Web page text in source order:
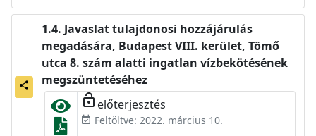
share
Javaslat tulajdonosi hozzájárulás
megadására, Budapest VIII. kerület, Tömő
utca 8. szám alatti ingatlan vízbekötésének
megszüntetéséhez
lock_open előterjesztés
event_available Feltöltve: 2022. március 10.